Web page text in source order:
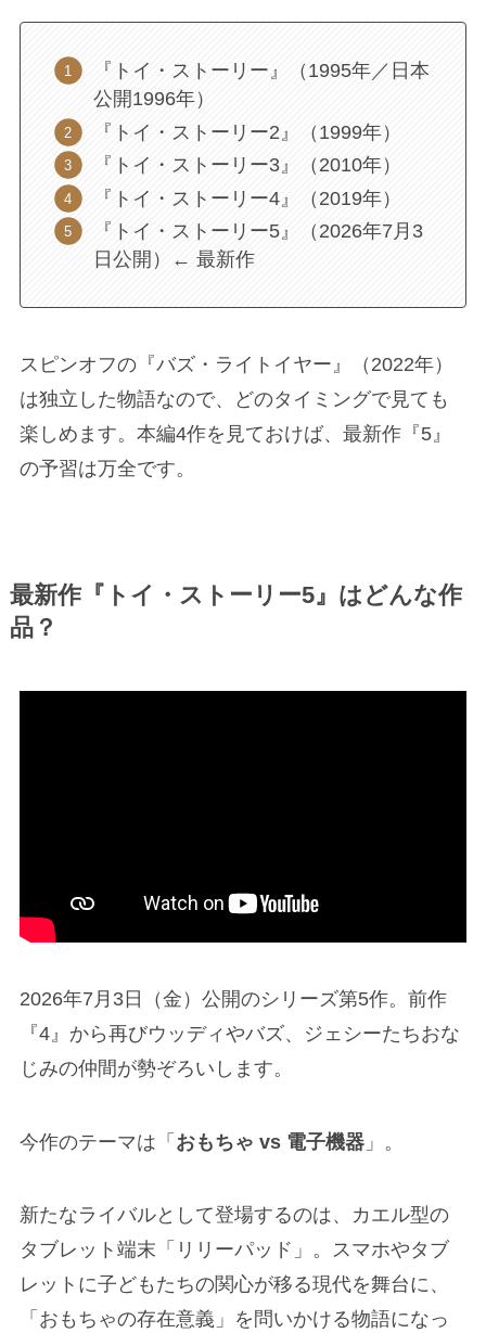
『トイ・ストーリー』（1995年／日本
公開1996年）
『トイ・ストーリー2』（1999年）
『トイ・ストーリー3』（2010年）
『トイ・ストーリー4』（2019年）
『トイ・ストーリー5』（2026年7月3
日公開）← 最新作
スピンオフの『バズ・ライトイヤー』（2022年）
は独立した物語なので、どのタイミングで見ても
楽しめます。本編4作を見ておけば、最新作『5』
の予習は万全です。
最新作『トイ・ストーリー5』はどんな作
品？
2026年7月3日（金）公開のシリーズ第5作。前作
『4』から再びウッディやバズ、ジェシーたちおな
じみの仲間が勢ぞろいします。
今作のテーマは「 おもちゃ vs 電子機器」。
新たなライバルとして登場するのは、カエル型の
タブレット端末「リリーパッド」。スマホやタブ
レットに子どもたちの関心が移る現代を舞台に、
「おもちゃの存在意義」を問いかける物語になっ